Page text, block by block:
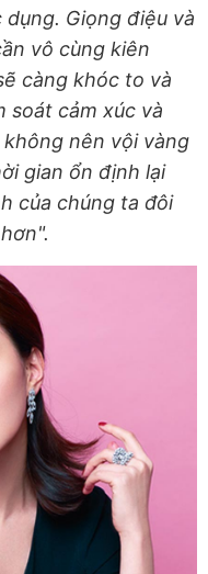
Giọng điệu và
vô cùng kiên
càng khóc to và
soát cảm xúc và
nên vội vàng
gian ổn định lại
của chúng ta đôi